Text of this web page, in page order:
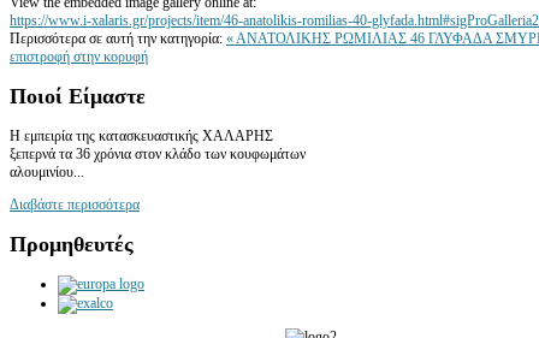
https://www.i-xalaris.gr/projects/item/46-anatolikis-romilias-40-
Περισσότερα σε αυτή την κατηγορία: « ΑΝΑΤΟΛΙΚΗΣ ΡΩΜΙΛΙΑΣ 46 ΓΛΥΦΑΔΑ
επιστροφή στην κορυφή
Ποιοί Είμαστε
Η εμπειρία της κατασκευαστικής ΧΑΛΑΡΗΣ
ξεπερνά τα 36 χρόνια στον κλάδο των κουφωμάτων
αλουμινίου...
Διαβάστε περισσότερα
Προμηθευτές